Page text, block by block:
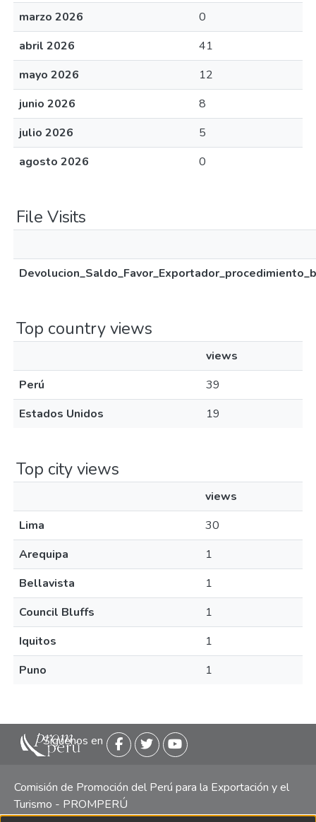
marzo 2026
0
abril 2026
41
mayo 2026
12
junio 2026
8
julio 2026
5
agosto 2026
0
File Visits
Top country views
views
Perú
39
Estados Unidos
19
Top city views
views
Lima
30
Arequipa
1
Bellavista
1
Council Bluffs
1
Iquitos
1
Puno
1
Siguenos en
Comisión de Promoción del Perú para la Exportación y el
Turismo - PROMPERÚ